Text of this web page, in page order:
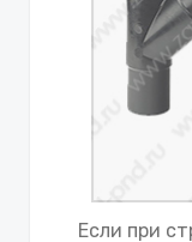
Если при